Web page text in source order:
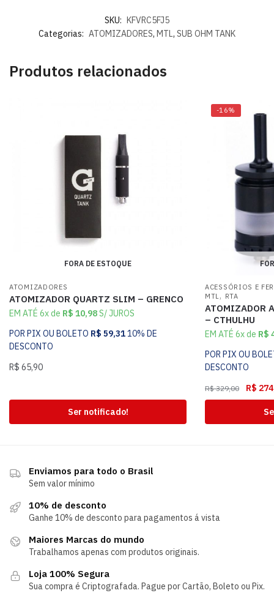
SKU: KFVRC5FJ5
Categorias: ATOMIZADORES, MTL , SUB OHM TANK
Produtos relacionados
FORA DE ESTOQUE
ATOMIZADORES
ATOMIZADOR QUARTZ SLIM – GRENCO
EM ATÉ 6x de R$ 10,98S/ JUROS
POR PIX OU BOLETO R$ 59,3110% DE
DESCONTO
R$ 65,90
Ser notificado!
-16%
ACESSÓRIOS E
MTL , RTA
ATOMIZADOR
– CTHULHU
EM ATÉ 6x de R$
POR PIX OU
DESCONTO
R$329,00 R$
Enviamos para todo o Brasil
Sem valor mínimo
10% de desconto
Ganhe 10% de desconto para pagamentos á vista
Maiores Marcas do mundo
Trabalhamos apenas com produtos originais.
Loja 100% Segura
Sua compra é Criptografada. Pague por Cartão, Boleto ou Pix.